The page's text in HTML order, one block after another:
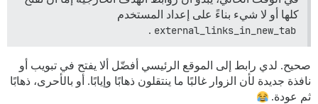
كلها أو لا شيء بناءً على إعداد المستخدم
external_links_in_new_tab
.
صحيح. لدي رابط إلى الموقع الرئيسي أفضّل ألا يفتح في تبويب أو
نافذة جديدة لأن الزوار غالبًا ما ينتقلون ذهابًا وإيابًا. أو بالأحرى، ذهابًا
ثم عودة.